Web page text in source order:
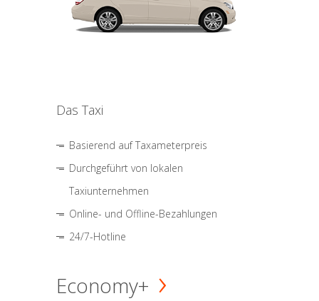
Das Taxi
Basierend auf Taxameterpreis
Durchgeführt von lokalen
Taxiunternehmen
Online- und Offline-Bezahlungen
24/7-Hotline
Economy+